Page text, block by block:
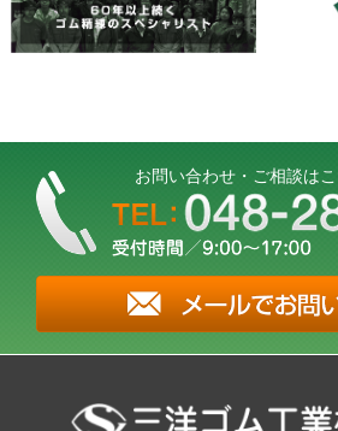
お問い合わせ・ご相談は